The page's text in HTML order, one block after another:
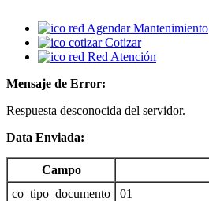
Agendar Mantenimiento
Cotizar
Red Atención
Mensaje de Error:
Respuesta desconocida del servidor.
Data Enviada:
Campo
co_tipo_documento
01